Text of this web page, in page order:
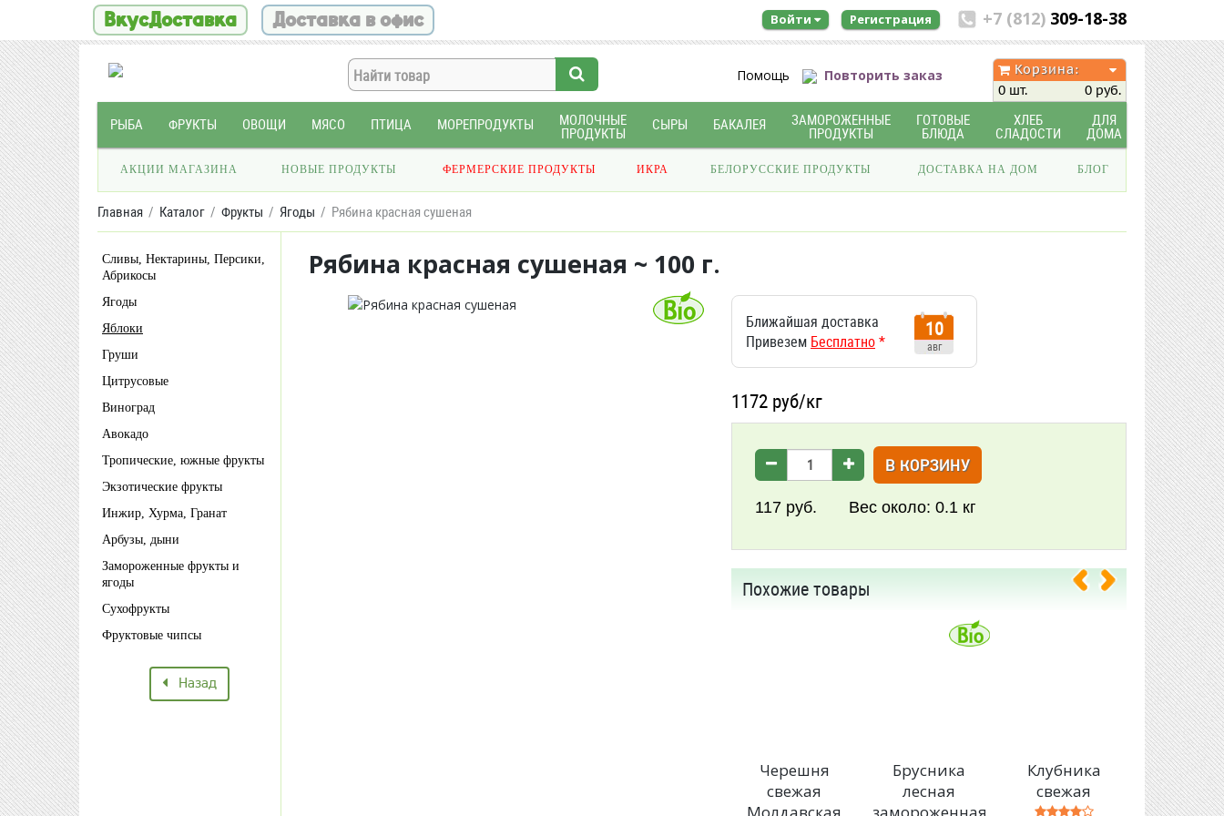
ВкусДоставка Доставка в офис +7 (812) 309-18-38
Войти Регистрация
Помощь Повторить заказ
Корзина:
0 шт.
0 руб.
РЫБА ФРУКТЫ ОВОЩИ МЯСО ПТИЦА МОРЕПРОДУКТЫ МОЛОЧНЫЕ
ПРОДУКТЫ
СЫРЫ БАКАЛЕЯ ЗАМОРОЖЕННЫЕ
ПРОДУКТЫ
ГОТОВЫЕ
БЛЮДА
ХЛЕБ
СЛАДОСТИ
ДЛЯ
ДОМА
АКЦИИ МАГАЗИНА НОВЫЕ ПРОДУКТЫ ФЕРМЕРСКИЕ ПРОДУКТЫ ИКРА БЕЛОРУССКИЕ ПРОДУКТЫ ДОСТАВКА НА ДОМ БЛОГ
Главная Каталог Фрукты Ягоды Рябина красная сушеная
Сливы, Нектарины, Персики,
Абрикосы
Ягоды
Яблоки
Груши
Цитрусовые
Виноград
Авокадо
Тропические, южные фрукты
Экзотические фрукты
Инжир, Хурма, Гранат
Арбузы, дыни
Замороженные фрукты и
ягоды
Сухофрукты
Фруктовые чипсы
Назад
Рябина красная сушеная ~ 100 г.
Ближайшая доставка
Привезем Бесплатно*
10
авг
1172 руб/кг
В КОРЗИНУ
117 руб. Вес около: 0.1 кг
Похожие товары
Черешня
свежая
Брусника
лесная
Клубника
свежая